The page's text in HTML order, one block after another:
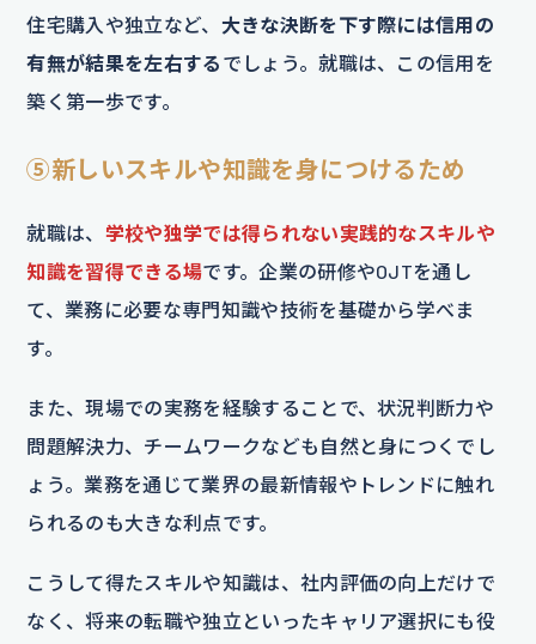
住宅購入や独立など、 大きな決断を下す際には信用の
有無が結果を左右する でしょう。就職は、この信用を
築く第一歩です。
⑤新しいスキルや知識を身につけるため
就職は、 学校や独学では得られない実践的なスキルや
知識を習得できる場です。企業の研修やOJTを通し
て、業務に必要な専門知識や技術を基礎から学べま
す。
また、現場での実務を経験することで、状況判断力や
問題解決力、チームワークなども自然と身につくでし
ょう。業務を通じて業界の最新情報やトレンドに触れ
られるのも大きな利点です。
こうして得たスキルや知識は、社内評価の向上だけで
なく、将来の転職や独立といったキャリア選択にも役